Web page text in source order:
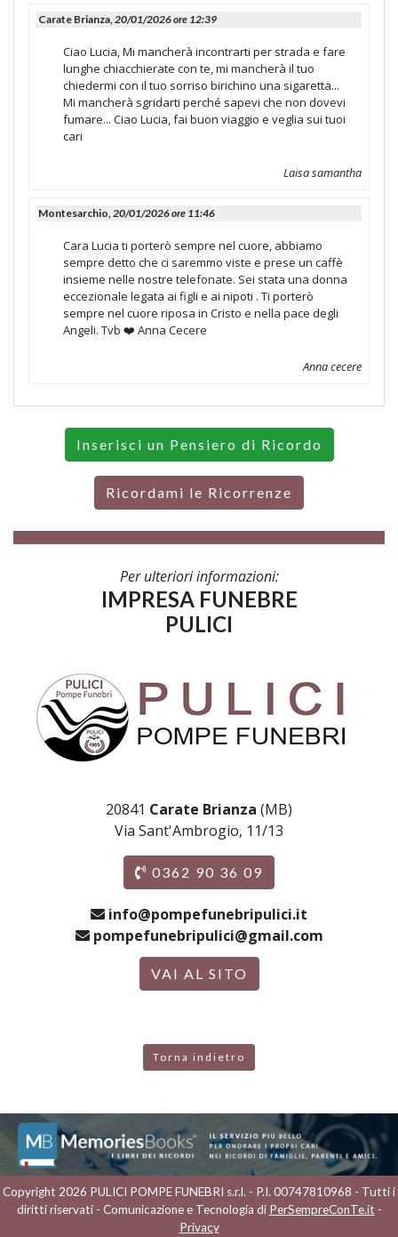
Carate Brianza,20/01/2026 ore 12:39
Ciao Lucia, Mi mancherà incontrarti per strada e fare
lunghe chiacchierate con te, mi mancherà il tuo
chiedermi con il tuo sorriso birichino una sigaretta...
Mi mancherà sgridarti perché sapevi che non dovevi
fumare... Ciao Lucia, fai buon viaggio e veglia sui tuoi
cari
Laisa samantha
Montesarchio,20/01/2026 ore 11:46
Cara Lucia ti porterò sempre nel cuore, abbiamo
sempre detto che ci saremmo viste e prese un caffè
insieme nelle nostre telefonate. Sei stata una donna
eccezionale legata ai figli e ai nipoti . Ti porterò
sempre nel cuore riposa in Cristo e nella pace degli
Angeli. Tvb ❤️ Anna Cecere
Anna cecere
Inserisci un Pensiero di Ricordo
Ricordami le Ricorrenze
Per ulteriori informazioni:
IMPRESA FUNEBRE
PULICI
20841 Carate Brianza (MB)
Via Sant'Ambrogio, 11/13
0362 90 36 09
info@pompefunebripulici.it
pompefunebripulici@gmail.com
VAI AL SITO
Torna indietro
Copyright 2026 PULICI POMPE FUNEBRI s.r.l. - P.I. 00747810968 - Tutti i
diritti riservati - Comunicazione e Tecnologia di PerSempreConTe.it -
Privacy